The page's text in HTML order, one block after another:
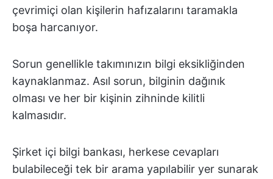
çevrimiçi olan kişilerin hafızalarını taramakla
boşa harcanıyor.
Sorun genellikle takımınızın bilgi eksikliğinden
kaynaklanmaz. Asıl sorun, bilginin dağınık
olması ve her bir kişinin zihninde kilitli
kalmasıdır.
Şirket içi bilgi bankası, herkese cevapları
bulabileceği tek bir arama yapılabilir yer sunarak